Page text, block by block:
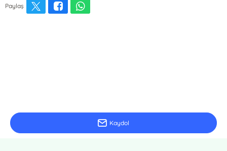
Paylaş
Kaydol